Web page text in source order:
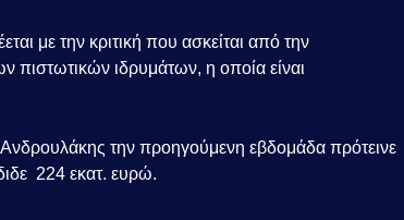
με την κριτική που ασκείται από την
πιστωτικών ιδρυμάτων, η οποία είναι
την προηγούμενη εβδομάδα πρότεινε
224 εκατ. ευρώ.